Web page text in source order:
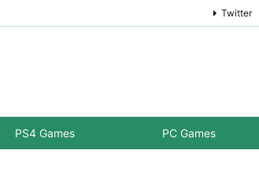
PS4 Games PC Games
Twitter